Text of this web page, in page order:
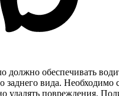
должно обеспечивать
заднего вида. Необходимо
удалять повреждения.